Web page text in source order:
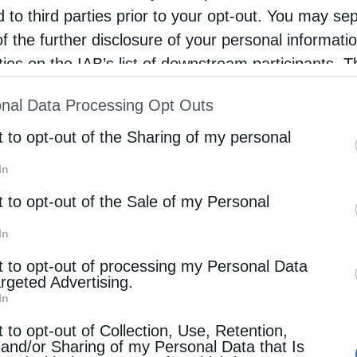
to third parties prior to your opt-out. You may
the further disclosure of your personal
on the IAB’s list of downstream participants.
of Downstream Participantsthat may further
parties.
Data Processing Opt Outs
to opt-out of the Sharing of my personal
to opt-out of the Sale of my Personal
to opt-out of processing my Personal Data
Advertising.
to opt-out of Collection, Use, Retention,
or Sharing of my Personal Data that Is
Ανατολική Αττική ενισχύει τη θέση της ως
Αθηνών και τους διεθνείς τηλεπικοινωνιακούς
διάσταση. Το Data Center «Olive» έχει σχεδιαστεί
ενεργειακή αποδοτικότητα, την
τεχνολογίες «free cooling» και συστήματα ψύξης
ξεκαθαρίζει ότι δεν επηρεάζονται δάση, περιοχές
και ενίσχυση της φύτευσης γύρω από τις
προέγκριση και ήδη έχουν υπογραφεί οι όροι
Η επένδυση αυτή, που θα έχει απόσταση μόλις
με σκοπό να αποτελέσει βασικό κόμβο της
θέσης.